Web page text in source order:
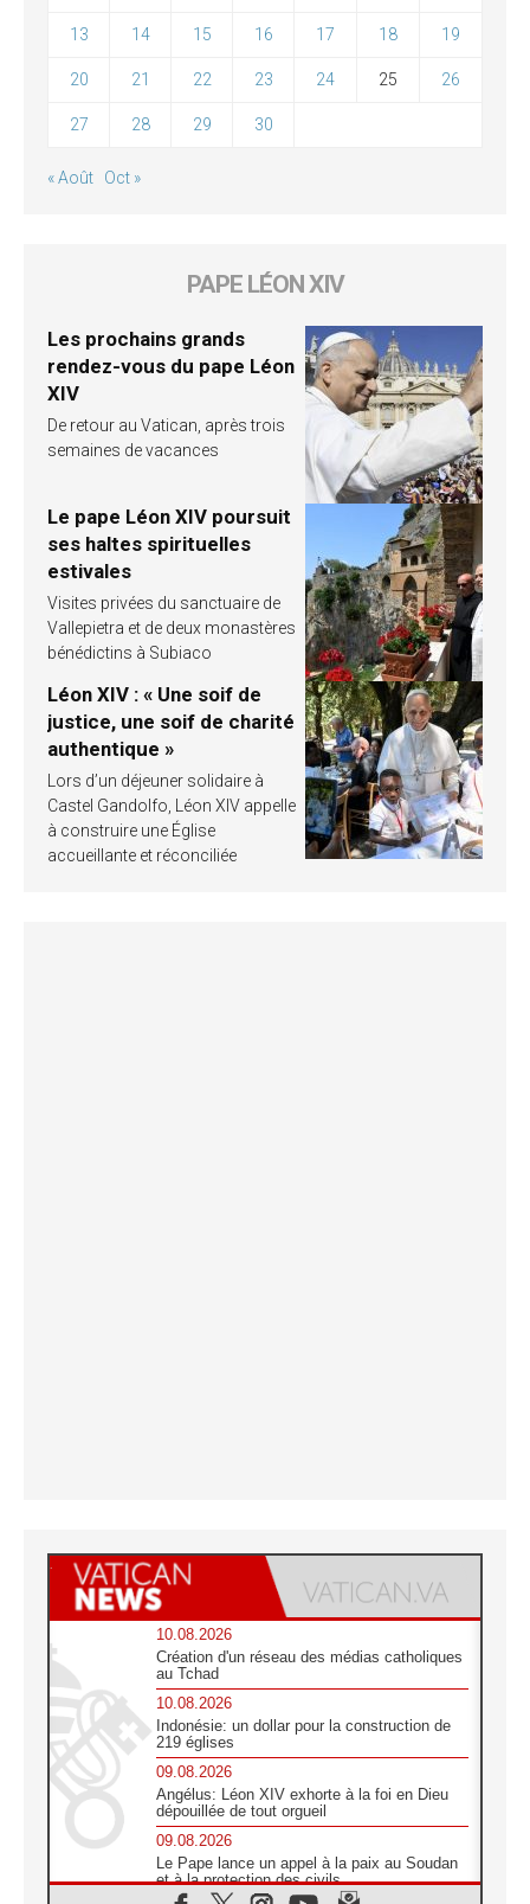
13 14 15 16 17 18 19
20 21 22 23 24 25 26
27 28 29 30
« Août Oct »
PAPE LÉON XIV
Les prochains grands
rendez-vous du pape Léon
XIV
De retour au Vatican, après trois
semaines de vacances
Le pape Léon XIV poursuit
ses haltes spirituelles
estivales
Visites privées du sanctuaire de
Vallepietra et de deux monastères
bénédictins à Subiaco
Léon XIV : « Une soif de
justice, une soif de charité
authentique »
Lors d’un déjeuner solidaire à
Castel Gandolfo, Léon XIV appelle
à construire une Église
accueillante et réconciliée
10.08.2026
Création d'un réseau des médias catholiques
au Tchad
10.08.2026
Indonésie: un dollar pour la construction de
219 églises
09.08.2026
Angélus: Léon XIV exhorte à la foi en Dieu
dépouillée de tout orgueil
09.08.2026
Le Pape lance un appel à la paix au Soudan
et à la protection des civils